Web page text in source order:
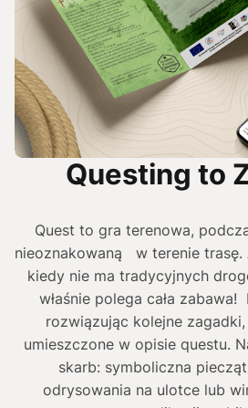
Questing to
Quest to gra terenowa,
nieoznakowaną w terenie trasę.
kiedy nie ma tradycyjnych
właśnie polega cała
rozwiązując kolejne
umieszczone w opisie questu.
skarb: symboliczna
odrysowania na ulotce lub